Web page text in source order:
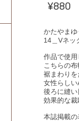
¥880
かたやま
14＿Vネッ
作品で使用
こちらの布
裾まわり
女性らしい
後ろに縫い
効果的な裁
本誌掲載